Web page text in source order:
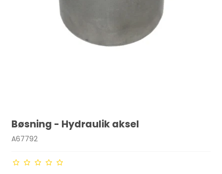
Bøsning - Hydraulik aksel
A67792